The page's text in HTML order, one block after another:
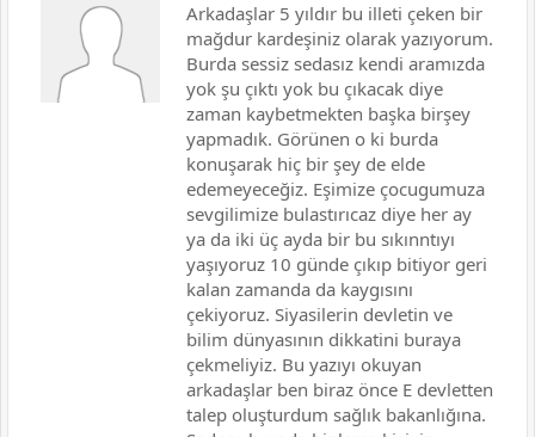
Arkadaşlar 5 yıldır bu illeti çeken bir
mağdur kardeşiniz olarak yazıyorum.
Burda sessiz sedasız kendi aramızda
yok şu çıktı yok bu çıkacak diye
zaman kaybetmekten başka birşey
yapmadık. Görünen o ki burda
konuşarak hiç bir şey de elde
edemeyeceğiz. Eşimize çocugumuza
sevgilimize bulastırıcaz diye her ay
ya da iki üç ayda bir bu sıkınntıyı
yaşıyoruz 10 günde çıkıp bitiyor geri
kalan zamanda da kaygısını
çekiyoruz. Siyasilerin devletin ve
bilim dünyasının dikkatini buraya
çekmeliyiz. Bu yazıyı okuyan
arkadaşlar ben biraz önce E devletten
talep oluşturdum sağlık bakanlığına.